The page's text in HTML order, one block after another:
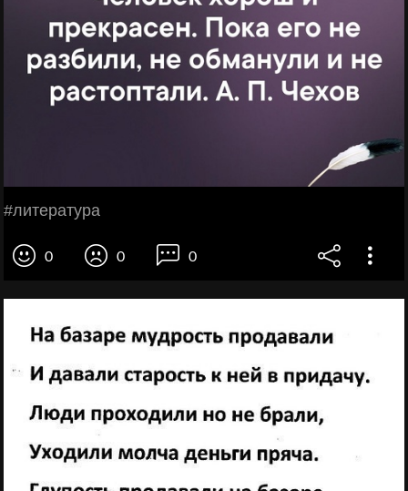
#литература
0 0 0